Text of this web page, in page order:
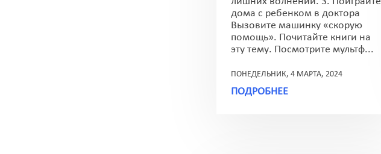
дома с ребенком в доктора
Вызовите машинку «скорую
помощь». Почитайте книги на
эту тему. Посмотрите мультф...
ПОНЕДЕЛЬНИК, 4 МАРТА, 2024
ПОДРОБНЕЕ